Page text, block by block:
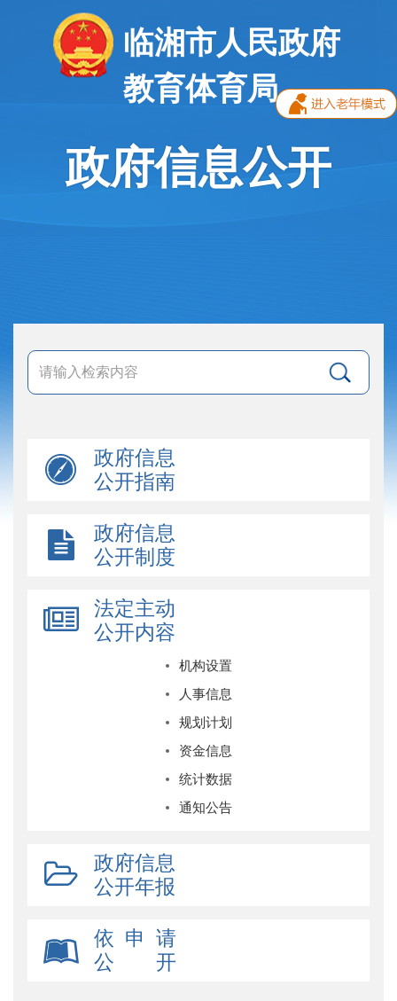
临湘市人民政府
教育体育局
政府信息公开
政府信息
公开指南
政府信息
公开制度
法定主动
公开内容
机构设置
人事信息
规划计划
资金信息
统计数据
通知公告
政府信息
公开年报
依 申 请
公 开